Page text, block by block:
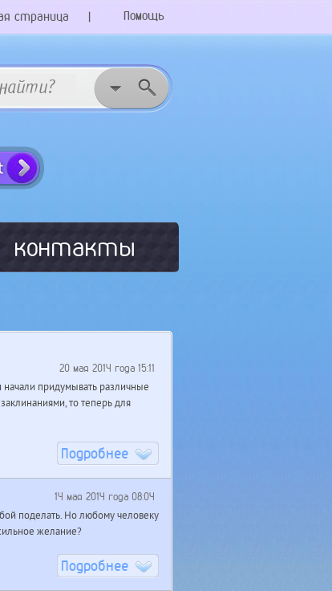
Помощь
|
страница
контакты
20 мая 2014 года 15:11
придумывать различные
то теперь для
Подробнее
14 мая 2014 года 08:04
поделать. Но любому человеку
желание?
Подробнее